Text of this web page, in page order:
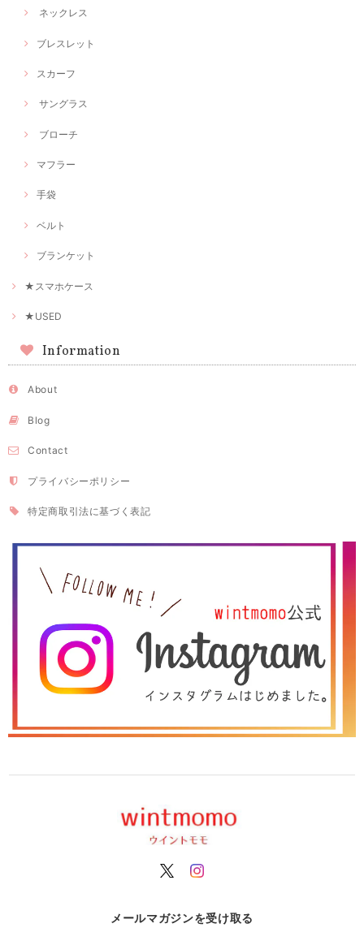
ネックレス
ブレスレット
スカーフ
サングラス
ブローチ
マフラー
手袋
ベルト
ブランケット
★スマホケース
★USED
Information
About
Blog
Contact
プライバシーポリシー
特定商取引法に基づく表記
メールマガジンを受け取る